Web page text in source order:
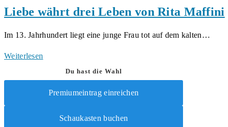
Liebe währt drei Leben von Rita Maffini
Im 13. Jahrhundert liegt eine junge Frau tot auf dem kalten…
Weiterlesen
drei
Leben
Du hast die Wahl
Premiumeintrag einreichen
Schaukasten buchen